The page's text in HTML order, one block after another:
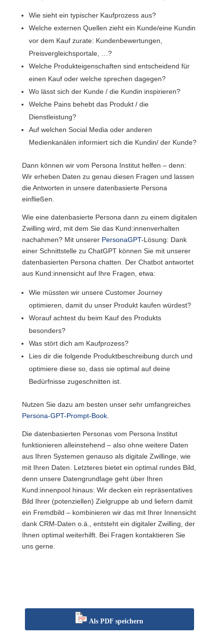
Wie sieht ein typischer Kaufprozess aus?
Welche externen Quellen zieht ein Kunde/eine Kundin
vor dem Kauf zurate: Kundenbewertungen,
Preisvergleichsportale, …?
Welche Produkteigenschaften sind entscheidend für
einen Kauf oder welche sprechen dagegen?
Wo lässt sich der Kunde / die Kundin inspirieren?
Welche Pains behebt das Produkt / die
Dienstleistung?
Auf welchen Social Media oder anderen
Medienkanälen informiert sich die Kundin/ der Kunde?
Dann können wir vom Persona Institut helfen – denn:
Wir erheben Daten zu genau diesen Fragen und lassen
die Antworten in unsere datenbasierte Persona
einfließen.
Wie eine datenbasierte Persona dann zu einem digitalen
Zwilling wird, mit dem Sie das Kund:innenverhalten
nachahmen? Mit unserer PersonaGPT-Lösung: Dank
einer Schnittstelle zu ChatGPT können Sie mit unserer
datenbasierten Persona chatten. Der Chatbot antwortet
aus Kund:innensicht auf Ihre Fragen, etwa:
Wie müssten wir unsere Customer Journey
optimieren, damit du unser Produkt kaufen würdest?
Worauf achtest du beim Kauf des Produkts
besonders?
Was stört dich am Kaufprozess?
Lies dir die folgende Produktbeschreibung durch und
optimiere diese so, dass sie optimal auf deine
Bedürfnisse zugeschnitten ist.
Nutzen Sie dazu am besten unser sehr umfangreiches
Persona-GPT-Prompt-Book.
Die datenbasierten Personas vom Persona Institut
funktionieren alleinstehend – also ohne weitere Daten
aus Ihren Systemen genauso als digitale Zwillinge, wie
mit Ihren Daten. Letzteres bietet ein optimal rundes Bild,
denn unsere Datengrundlage geht über Ihren
Kund:innenpool hinaus: Wir decken ein repräsentatives
Bild Ihrer (potenziellen) Zielgruppe ab und liefern damit
ein Fremdbild – kombinieren wir das mit Ihrer Innensicht
dank CRM-Daten o.ä., entsteht ein digitaler Zwilling, der
Ihnen optimal weiterhilft. Bei Fragen kontaktieren Sie
uns gerne.
Als PDF speichern